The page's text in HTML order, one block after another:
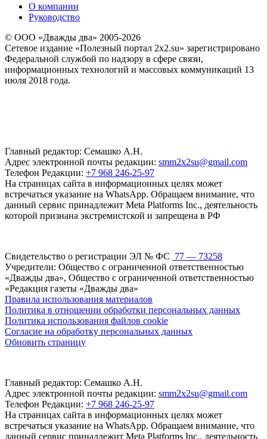
О компании
Руководство
© ООО «Дважды два» 2005-2026
Сетевое издание «Полезный портал 2x2.su» зарегистрировано
Федеральной службой по надзору в сфере связи,
информационных технологий и массовых коммуникаций 13
июля 2018 года.
Главный редактор: Семашко А.Н.
Адрес электронной почты редакции: smm2x2su@gmail.com
Телефон Редакции: +7 968 246-25-97
На страницах сайта в информационных целях может
встречаться указание на WhatsApp. Обращаем внимание, что
данный сервис принадлежит Meta Platforms Inc., деятельность
которой признана экстремистской и запрещена в РФ
Свидетельство о регистрации ЭЛ № ФС 77 — 73258
Учредители: Общество с ограниченной ответственностью
«Дважды два», Общество с ограниченной ответственностью
«Редакция газеты «Дважды два»
Правила использования материалов
Политика в отношении обработки персональных данных
Политика использования файлов cookie
Согласие на обработку персональных данных
Обновить страницу
Главный редактор: Семашко А.Н.
Адрес электронной почты редакции: smm2x2su@gmail.com
Телефон Редакции: +7 968 246-25-97
На страницах сайта в информационных целях может
встречаться указание на WhatsApp. Обращаем внимание, что
данный сервис принадлежит Meta Platforms Inc., деятельность